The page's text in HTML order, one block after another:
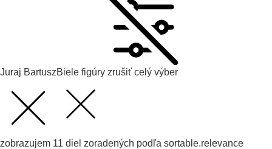
Juraj BartuszBiele figúry zrušiť celý výber
zobrazujem 11 diel zoradených podľa sortable.relevance